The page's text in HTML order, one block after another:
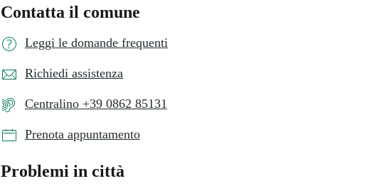
Contatta il comune
Leggi le domande frequenti
Richiedi assistenza
Centralino +39 0862 85131
Prenota appuntamento
Problemi in città